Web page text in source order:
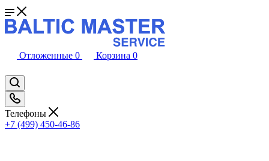
Отложенные 0 Корзина 0
Телефоны
+7 (499) 450-46-86